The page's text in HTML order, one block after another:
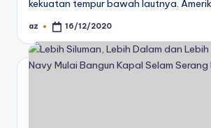
kekuatan tempur bawah lautnya.
Posted
az 16/12/2020